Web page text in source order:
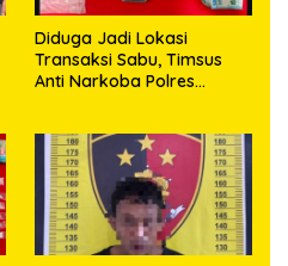
Diduga Jadi Lokasi
Transaksi Sabu, Timsus
Anti Narkoba Polres
63,67 Gram Sabu